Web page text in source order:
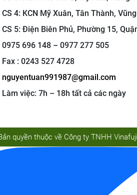
CS 4: KCN Mỹ Xuân, Tân Thành,
CS 5: Điện Biên Phủ, Phường 15,
0975 696 148 – 0977 277 505
Fax : 0243 527 4728
nguyentuan991987@gmail.com
Làm việc: 7h – 18h tất cả các ngày
quyền thuộc về Công ty TNHH